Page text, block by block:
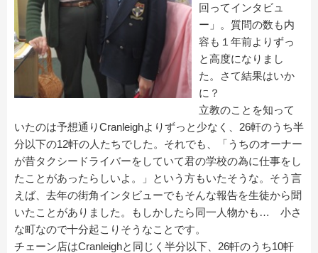
回ってインタビュ
ー」。質問の数も内
容も１年前よりずっ
と高度になりまし
た。さて結果はいか
に？
立教のことを知って
いたのは予想通りCranleighよりずっと少なく、26軒のうち半
分以下の12軒の人たちでした。それでも、「うちのオーナー
が昔タクシードライバーをしていて君の学校の為に仕事をし
たことがあったらしいよ。」という方もいたそうな。そう言
えば、去年の街角インタビューでもそんな報告を生徒から聞
いたことがありました。もしかしたら同一人物かも… 小さ
な町なので十分起こりそうなことです。
チェーン店はCranleighと同じく半分以下、26軒のうち10軒